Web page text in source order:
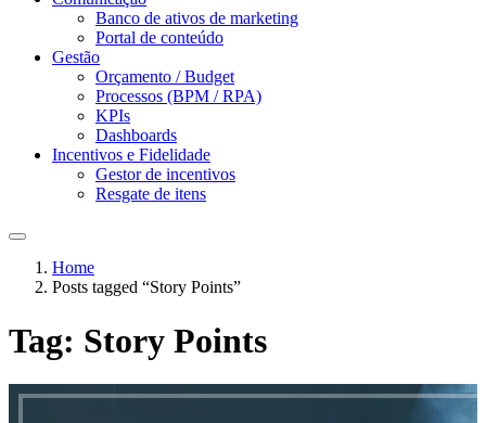
Banco de ativos de marketing
Portal de conteúdo
Gestão
Orçamento / Budget
Processos (BPM / RPA)
KPIs
Dashboards
Incentivos e Fidelidade
Gestor de incentivos
Resgate de itens
Home
Posts tagged “Story Points”
Tag: Story Points